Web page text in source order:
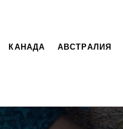
КАНАДА АВСТРАЛИЯ